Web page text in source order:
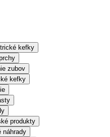
kefky
zubov
kefky
produkty
náhrady